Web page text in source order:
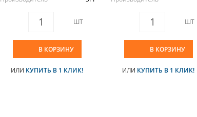
ШТ
В КОРЗИНУ
ИЛИ КУПИТЬ В 1 КЛИК!
ШТ
В КОРЗИНУ
ИЛИ КУПИТЬ В 1 КЛИК!